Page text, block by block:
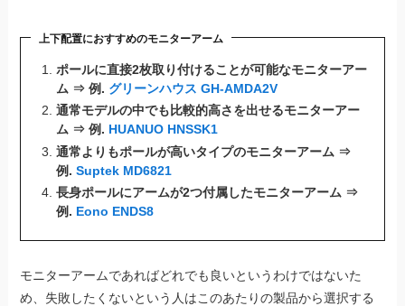
上下配置におすすめのモニターアーム
ポールに直接2枚取り付けることが可能なモニターアー
ム ⇒ 例. グリーンハウス GH-AMDA2V
通常モデルの中でも比較的高さを出せるモニターアー
ム ⇒ 例. HUANUO HNSSK1
通常よりもポールが高いタイプのモニターアーム ⇒
例. Suptek MD6821
長身ポールにアームが2つ付属したモニターアーム ⇒
例. Eono ENDS8
モニターアームであればどれでも良いというわけではないた
め、失敗したくないという人はこのあたりの製品から選択する